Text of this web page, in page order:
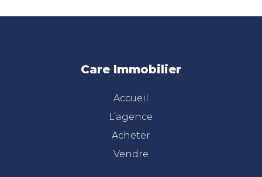
Care Immobilier
Accueil
L’agence
Acheter
Vendre